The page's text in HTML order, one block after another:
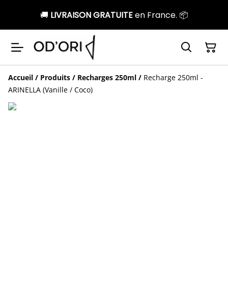
🚚 LIVRAISON GRATUITEen France. 📦
Accueil / Produits / Recharges 250ml / Recharge 250ml -
ARINELLA (Vanille / Coco)